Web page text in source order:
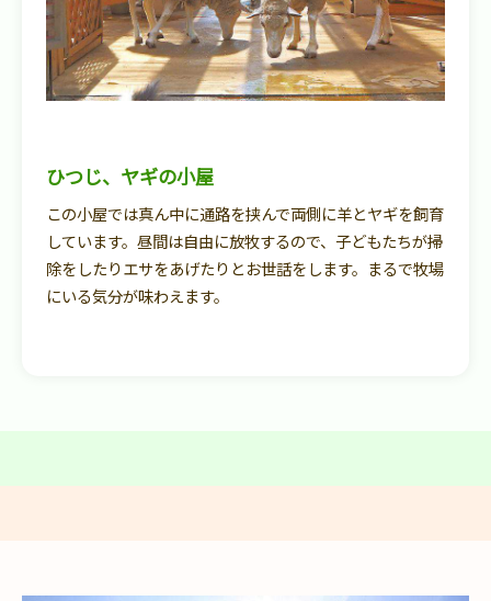
ひつじ、ヤギの小屋
この小屋では真ん中に通路を挟んで両側に羊とヤギを飼育
しています。昼間は自由に放牧するので、子どもたちが掃
除をしたりエサをあげたりとお世話をします。まるで牧場
にいる気分が味わえます。